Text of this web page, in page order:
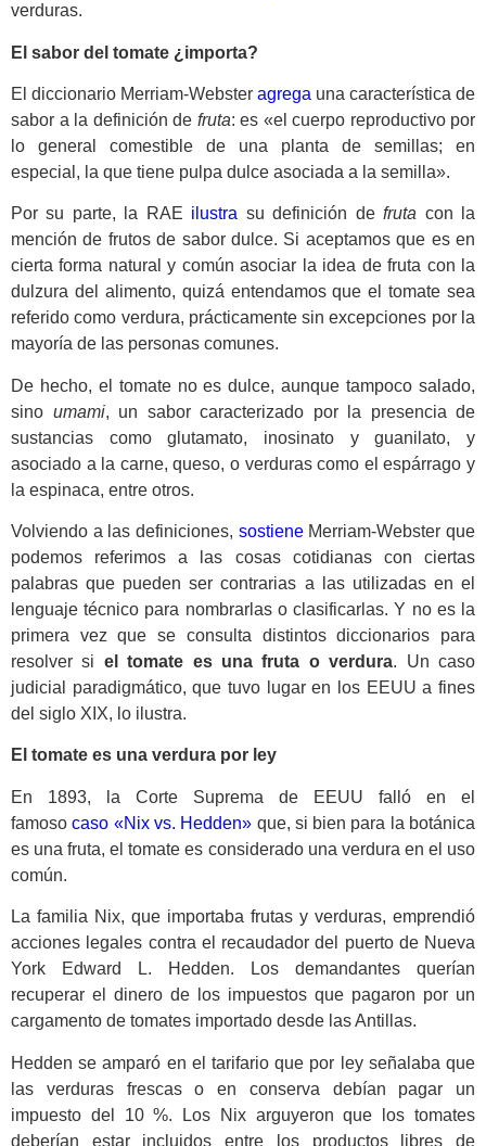
verduras.
El sabor del tomate ¿importa?
El diccionario Merriam-Webster agrega una característica de
sabor a la definición de fruta: es «el cuerpo reproductivo por
lo general comestible de una planta de semillas; en
especial, la que tiene pulpa dulce asociada a la semilla».
Por su parte, la RAE ilustra su definición defruta con la
mención de frutos de sabor dulce. Si aceptamos que es en
cierta forma natural y común asociar la idea de fruta con la
dulzura del alimento, quizá entendamos que el tomate sea
referido como verdura, prácticamente sin excepciones por la
mayoría de las personas comunes.
De hecho, el tomate no es dulce, aunque tampoco salado,
sino umami, un sabor caracterizado por la presencia de
sustancias como glutamato, inosinato y guanilato, y
asociado a la carne, queso, o verduras como el espárrago y
la espinaca, entre otros.
Volviendo a las definiciones, sostieneMerriam-Webster que
podemos referimos a las cosas cotidianas con ciertas
palabras que pueden ser contrarias a las utilizadas en el
lenguaje técnico para nombrarlas o clasificarlas. Y no es la
primera vez que se consulta distintos diccionarios para
resolver si el tomate es una fruta o verdura. Un caso
judicial paradigmático, que tuvo lugar en los EEUU a fines
del siglo XIX, lo ilustra.
El tomate es una verdura por ley
En 1893, la Corte Suprema de EEUU falló en el
famosocaso «Nix vs. Hedden» que, si bien para la botánica
es una fruta, el tomate es considerado una verdura en el uso
común.
La familia Nix, que importaba frutas y verduras, emprendió
acciones legales contra el recaudador del puerto de Nueva
York Edward L. Hedden. Los demandantes querían
recuperar el dinero de los impuestos que pagaron por un
cargamento de tomates importado desde las Antillas.
Hedden se amparó en el tarifario que por ley señalaba que
las verduras frescas o en conserva debían pagar un
impuesto del 10 %. Los Nix arguyeron que los tomates
deberían estar incluidos entre los productos libres de